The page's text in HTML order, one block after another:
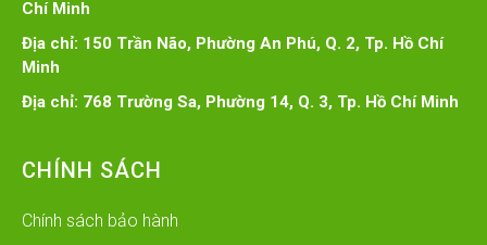
Chí Minh
Địa chỉ: 150 Trần Não, Phường An Phú, Q. 2, Tp. Hồ Chí
Minh
Địa chỉ: 768 Trường Sa, Phường 14, Q. 3, Tp. Hồ Chí Minh
CHÍNH SÁCH
Chính sách bảo hành